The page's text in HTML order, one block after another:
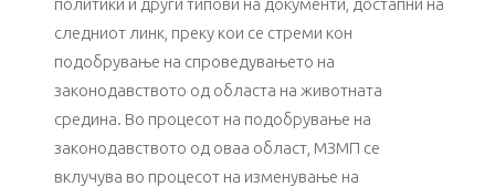
следниот линк, преку кои се стреми кон
подобрување на спроведувањето на
законодавството од областа на животната
средина. Во процесот на подобрување на
законодавството од оваа област, МЗМП се
вклучува во процесот на изменување на